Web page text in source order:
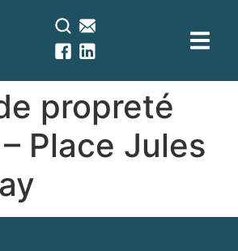
propreté
Place Jules